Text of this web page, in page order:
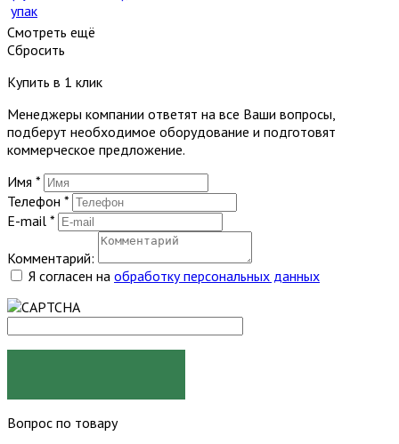
упак
Смотреть ещё
Сбросить
Купить в 1 клик
Менеджеры компании ответят на все Ваши вопросы,
подберут необходимое оборудование и подготовят
коммерческое предложение.
Имя *
Телефон *
E-mail *
Комментарий:
Я согласен на обработку персональных данных
Вопрос по товару